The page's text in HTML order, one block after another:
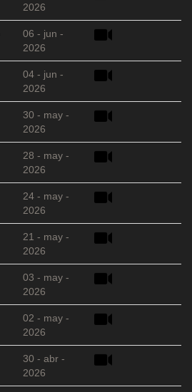
2026
06 - jun -
2026
04 - jun -
2026
30 - may -
2026
28 - may -
2026
24 - may -
2026
21 - may -
2026
03 - may -
2026
02 - may -
2026
30 - abr -
2026